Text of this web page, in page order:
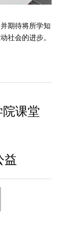
期待将所学知
社会的进步。
课堂
益